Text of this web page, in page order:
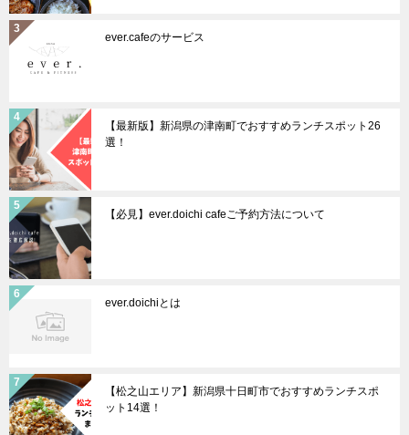
ever.cafeのサービス
【最新版】新潟県の津南町でおすすめランチスポット26
選！
【必見】ever.doichi cafeご予約方法について
ever.doichiとは
【松之山エリア】新潟県十日町市でおすすめランチスポ
ット14選！